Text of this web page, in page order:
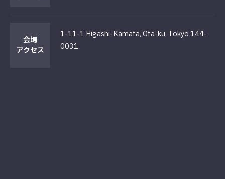
会場
アクセス
1-11-1 Higashi-Kamata, Ota-ku, Tokyo 144-
0031